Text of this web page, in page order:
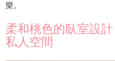
樂。
柔和桃色的臥室設
私人空間